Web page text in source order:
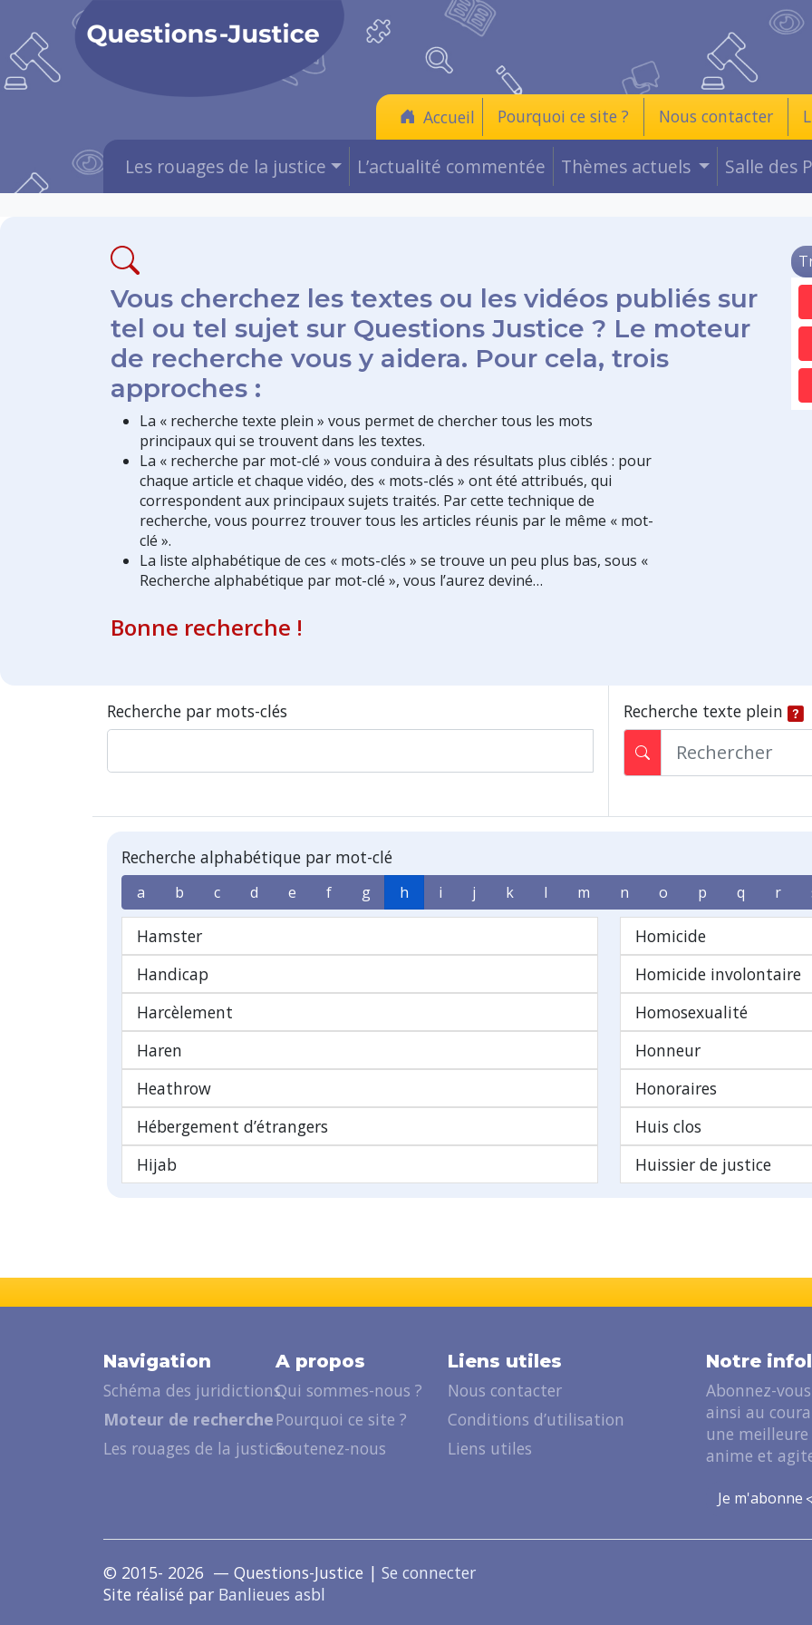
Accueil Pourquoi ce site ? Nous contacter
Les rouages de la justice L’actualité commentée Thèmes actuels Salle des
Vous cherchez les textes ou les vidéos publiés sur
tel ou tel sujet sur Questions Justice ? Le moteur
de recherche vous y aidera. Pour cela, trois
approches :
La « recherche texte plein » vous permet de chercher tous les mots
principaux qui se trouvent dans les textes.
La « recherche par mot-clé » vous conduira à des résultats plus ciblés : pour
chaque article et chaque vidéo, des « mots-clés » ont été attribués, qui
correspondent aux principaux sujets traités. Par cette technique de
recherche, vous pourrez trouver tous les articles réunis par le même « mot-
clé ».
La liste alphabétique de ces « mots-clés » se trouve un peu plus bas, sous «
Recherche alphabétique par mot-clé », vous l’aurez deviné…
Bonne recherche !
Recherche par mots-clés Recherche texte plein
Recherche alphabétique par mot-clé
a b c d e f g h i j k l m n o p q r
Hamster
Handicap
Harcèlement
Haren
Heathrow
Hébergement d’étrangers
Hijab
Homicide
Homicide involontaire
Homosexualité
Honneur
Honoraires
Huis clos
Huissier de justice
Navigation
Schéma des juridictions
Moteur de recherche
Les rouages de la justice
A propos
Qui sommes-nous ?
Pourquoi ce site ?
Soutenez-nous
Liens utiles
Nous contacter
Conditions d’utilisation
Liens utiles
Notre
Abonnez-
ainsi au
une
anime et
Je m'abonne
© 2015- 2026 — Questions-Justice | Se connecter
Site réalisé par Banlieues asbl